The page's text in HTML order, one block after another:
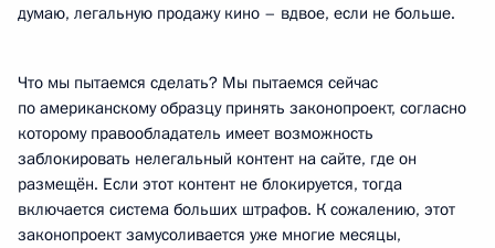
думаю, легальную продажу кино – вдвое, если не больше.
Что мы пытаемся сделать? Мы пытаемся сейчас
по американскому образцу принять законопроект, согласно
которому правообладатель имеет возможность
заблокировать нелегальный контент на сайте, где он
размещён. Если этот контент не блокируется, тогда
включается система больших штрафов. К сожалению, этот
законопроект замусоливается уже многие месяцы,